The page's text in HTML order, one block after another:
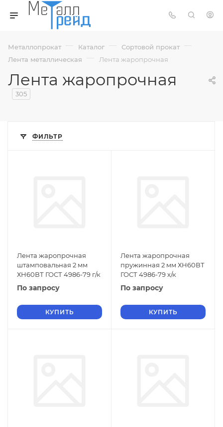
Металлопрокат — Каталог — Сортовой прокат —
Лента металлическая — Лента жаропрочная
Лента жаропрочная
305
ФИЛЬТР
Лента жаропрочная
штамповальная 2 мм
ХН60ВТ ГОСТ 4986-79 г/к
По запросу
КУПИТЬ
Лента жаропрочная
пружинная 2 мм ХН60ВТ
ГОСТ 4986-79 х/к
По запросу
КУПИТЬ